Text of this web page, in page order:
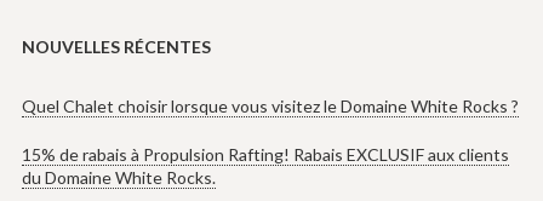
NOUVELLES RÉCENTES
Quel Chalet choisir lorsque vous visitez le Domaine White Rocks ?
15% de rabais à Propulsion Rafting! Rabais EXCLUSIF aux clients
du Domaine White Rocks.